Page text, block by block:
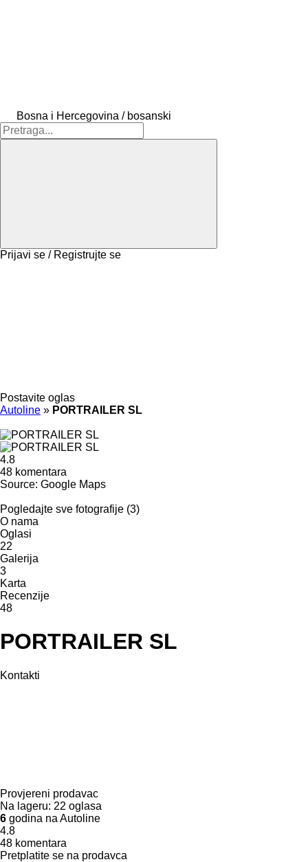
Bosna i Hercegovina / bosanski
Prijavi se / Registrujte se
Postavite oglas
Autoline » PORTRAILER SL
4.8
48 komentara
Source: Google Maps
Pogledajte sve fotografije (3)
O nama
Oglasi
22
Galerija
3
Karta
Recenzije
48
PORTRAILER SL
Kontakti
Provjereni prodavac
Na lageru: 22 oglasa
6 godina na Autoline
4.8
48 komentara
Pretplatite se na prodavca